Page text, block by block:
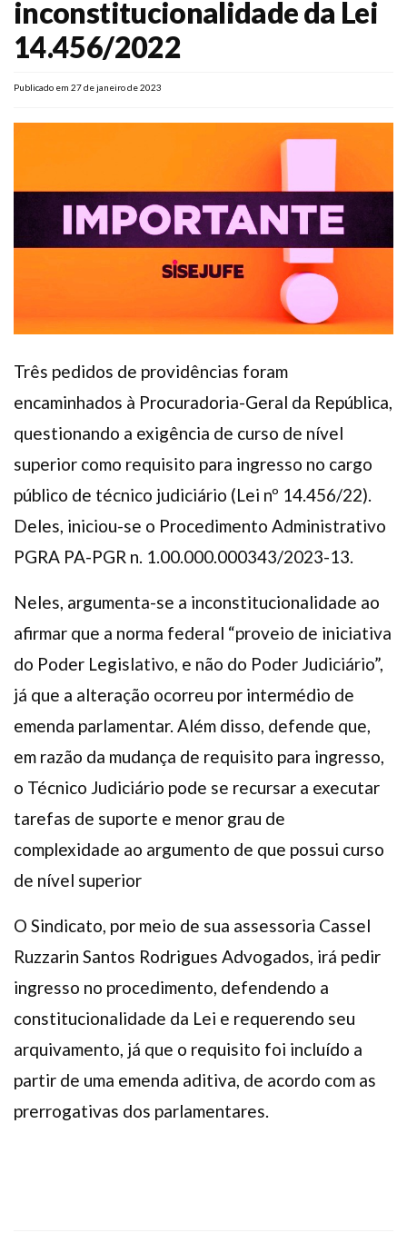
inconstitucionalidade da Lei
14.456/2022
Publicado em 27 de janeiro de 2023
Três pedidos de providências foram
encaminhados à Procuradoria-Geral da República,
questionando a exigência de curso de nível
superior como requisito para ingresso no cargo
público de técnico judiciário (Lei nº 14.456/22).
Deles, iniciou-se o Procedimento Administrativo
PGRA PA-PGR n. 1.00.000.000343/2023-13.
Neles, argumenta-se a inconstitucionalidade ao
afirmar que a norma federal “proveio de iniciativa
do Poder Legislativo, e não do Poder Judiciário”,
já que a alteração ocorreu por intermédio de
emenda parlamentar. Além disso, defende que,
em razão da mudança de requisito para ingresso,
o Técnico Judiciário pode se recursar a executar
tarefas de suporte e menor grau de
complexidade ao argumento de que possui curso
de nível superior
O Sindicato, por meio de sua assessoria Cassel
Ruzzarin Santos Rodrigues Advogados, irá pedir
ingresso no procedimento, defendendo a
constitucionalidade da Lei e requerendo seu
arquivamento, já que o requisito foi incluído a
partir de uma emenda aditiva, de acordo com as
prerrogativas dos parlamentares.
Plano de Saúde
Assistência Funeral